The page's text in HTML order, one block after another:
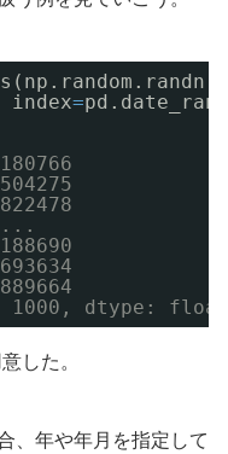
index=
...
1000, dtype:
した。
、年や年月を指定して